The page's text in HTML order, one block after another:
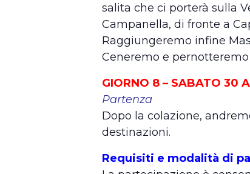
salita che ci porterà sulla
Campanella, di fronte a
Raggiungeremo infine
Ceneremo e pernotteremo
GIORNO 8 – SABATO 30
Partenza
Dopo la colazione,
destinazioni.
Requisiti e modalità di